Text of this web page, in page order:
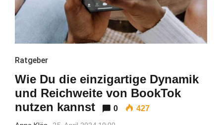
Ratgeber
Wie Du die einzigartige Dynamik
und Reichweite von BookTok
nutzen kannst
0 427